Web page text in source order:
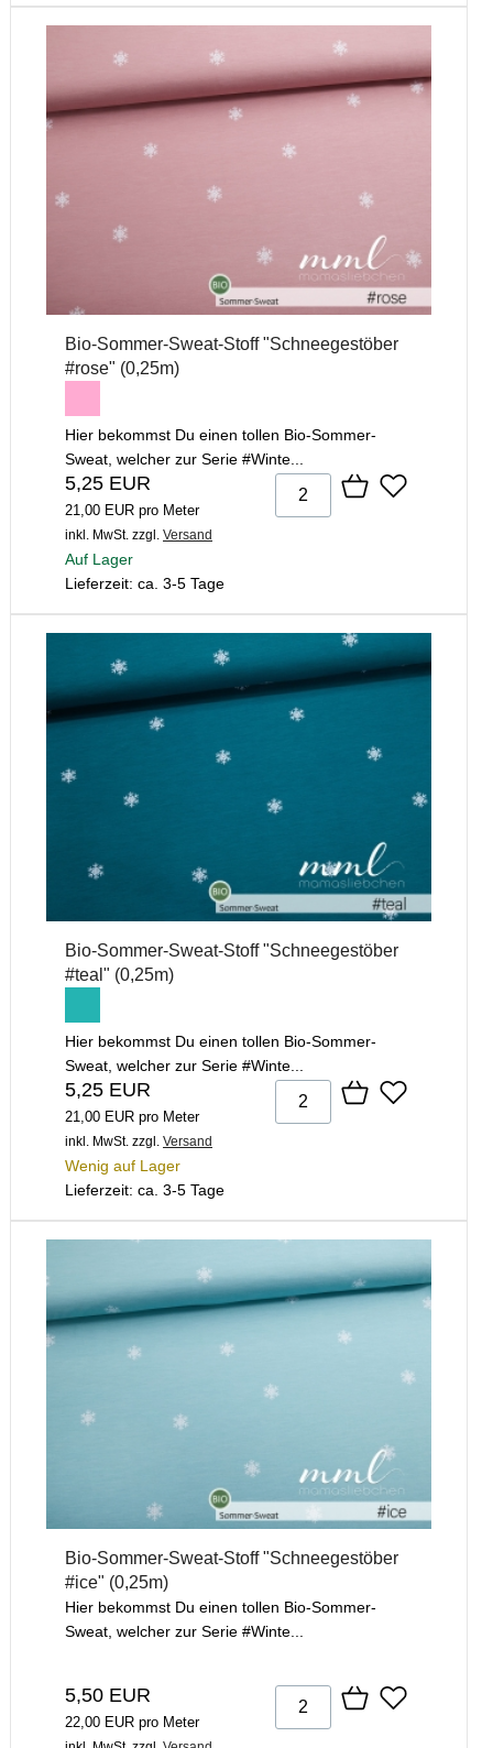
Bio-Sommer-Sweat-Stoff "Schneegestöber
#rose" (0,25m)
Hier bekommst Du einen tollen Bio-Sommer-
Sweat, welcher zur Serie #Winte...
5,25 EUR
21,00 EUR pro Meter
inkl. MwSt. zzgl. Versand
Auf Lager
Lieferzeit: ca. 3-5 Tage
Bio-Sommer-Sweat-Stoff "Schneegestöber
#teal" (0,25m)
Hier bekommst Du einen tollen Bio-Sommer-
Sweat, welcher zur Serie #Winte...
5,25 EUR
21,00 EUR pro Meter
inkl. MwSt. zzgl. Versand
Wenig auf Lager
Lieferzeit: ca. 3-5 Tage
Bio-Sommer-Sweat-Stoff "Schneegestöber
#ice" (0,25m)
Hier bekommst Du einen tollen Bio-Sommer-
Sweat, welcher zur Serie #Winte...
5,50 EUR
22,00 EUR pro Meter